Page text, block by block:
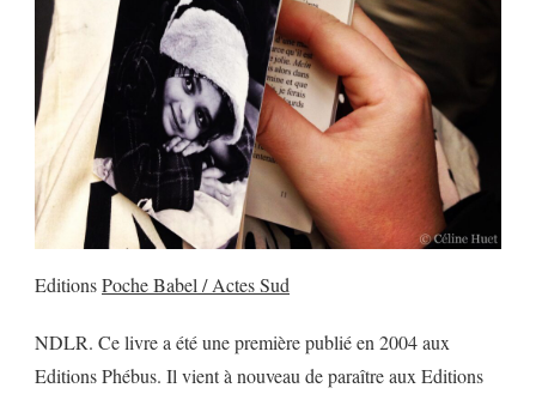
EditionsPoche Babel / Actes Sud
NDLR. Ce livre a été une première publié en 2004 aux
Editions Phébus. Il vient à nouveau de paraître aux Editions